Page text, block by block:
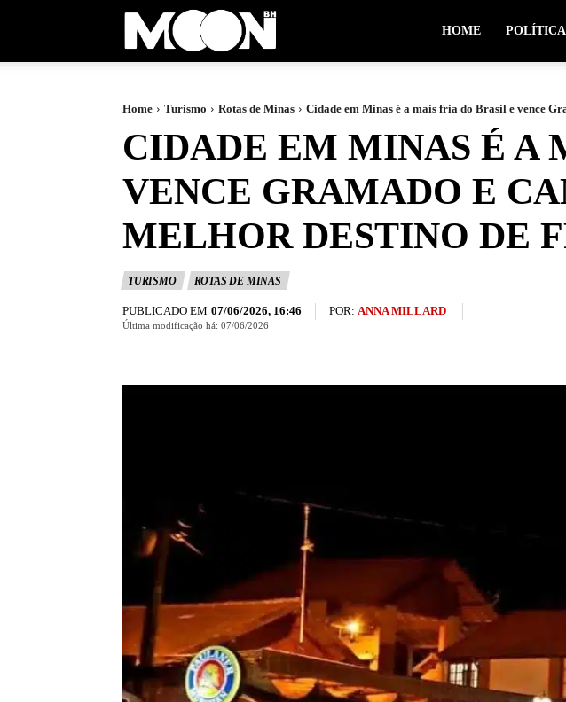
HOME POLÍTICA
Home Turismo Rotas de Minas Cidade em Minas é a mais fria do Brasil e vence
CIDADE EM MINAS É A
VENCE GRAMADO E
MELHOR DESTINO DE
TURISMO ROTAS DE MINAS
PUBLICADO EM 07/06/2026, 16:46 POR: ANNA MILLARD
Última modificação há: 07/06/2026